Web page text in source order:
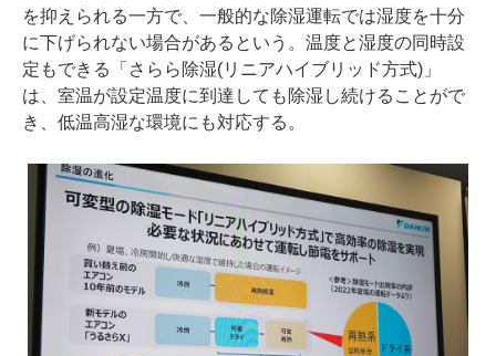
を抑えられる一方で、一般的な除湿運転では湿度を十分
に下げられない場合があるという。温度と湿度の同時設
定もできる「さらら除湿(リニアハイブリッド方式)」
は、室温が設定温度に到達しても除湿し続けることがで
き、低温高湿な環境にも対応する。